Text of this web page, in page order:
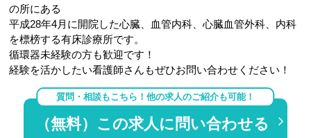
の所にある
平成28年4月に開院した心臓、血管内科、心臓血管外科、内科
を標榜する有床診療所です。
循環器未経験の方も歓迎です！
経験を活かしたい看護師さんもぜひお問い合わせください！
質問・相談もこちら！他の求人のご紹介も可能！
（無料）この求人に問い合わせる